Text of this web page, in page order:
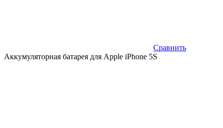
Сравнить
Аккумуляторная батарея для Apple iPhone 5S